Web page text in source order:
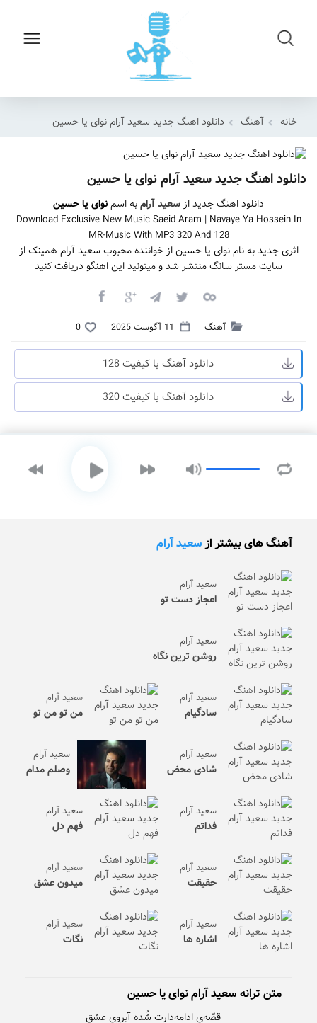
خانه آهنگ دانلود اهنگ جدید سعید آرام نوای یا حسین
دانلود اهنگ جدید سعید آرام نوای یا حسین
دانلود اهنگ جدید از سعید آرامبه اسمنوای یا حسین
Download Exclusive New Music Saeid Aram | Navaye Ya Hossein In
MR-Music With MP3 320 And 128
اثری جدید به نام نوای یا حسین از خواننده محبوب سعید آرام همینک از
سایت مستر سانگ منتشر شد و میتونید این اهنگو دریافت کنید
آهنگ 11 آگوست 2025 0
دانلود آهنگ با کیفیت 128
دانلود آهنگ با کیفیت 320
آهنگ های بیشتر ازسعید آرام
سعید آرام
اعجاز دست تو
سعید آرام
روشن ترین نگاه
سعید آرام
سادگیام
سعید آرام
من تو من تو
سعید آرام
شادی محض
سعید آرام
وصلم مدام
سعید آرام
فداتم
سعید آرام
فهم دل
سعید آرام
حقیقت
سعید آرام
میدون عشق
سعید آرام
اشاره ها
سعید آرام
نگات
متن ترانه سعید آرام نوای یا حسین